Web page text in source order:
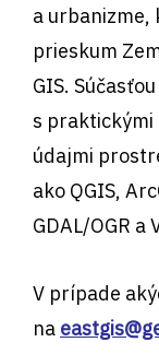
a urbanizme,
prieskum
GIS.
s praktickými
údajmi
ako QGIS,
GDAL/OGR a
V prípade
na